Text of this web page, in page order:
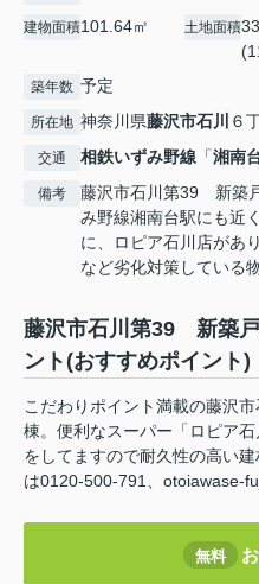
建物面積101.64㎡ 土地面積
築年数 予定
所在地 神奈川県藤沢市石川 ６
交通 相鉄いずみ野線 「湘南
備考
藤沢市石川第39 新築
み野線湘南台駅にも近
に、ロピア石川店があ
など劣化対策している
藤沢市石川第39 新築
ント(おすすめポイント)
こだわりポイント満載の藤
棟。便利なスーパー「ロピア
をしてますので耐久性の高い
は0120-500-791、otoiawase-
無料